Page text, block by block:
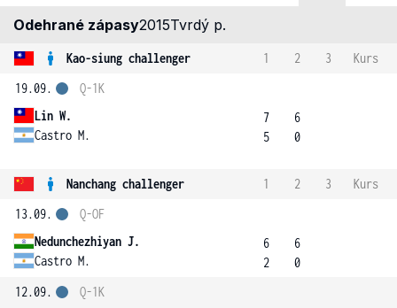
Odehrané zápasy2015Tvrdý p.
Kao-siung challenger 1 2 3
Kurs
19.09.
Lin W.
Castro M.
Q-1K
7
5
6
0
Nanchang challenger 1 2 3
Kurs
13.09.
Nedunchezhiyan J.
Castro M.
Q-OF
6
2
6
0
12.09.
Q-1K